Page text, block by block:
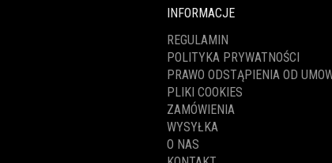
INFORMACJE
REGULAMIN
POLITYKA PRYWATNOŚCI
PRAWO ODSTĄPIENIA OD
PLIKI COOKIES
ZAMÓWIENIA
WYSYŁKA
O NAS